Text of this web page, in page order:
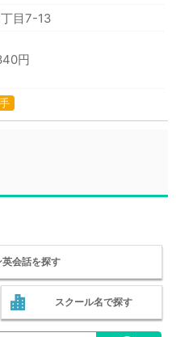
目7-13
円
英会話を探す
スクール名で探す